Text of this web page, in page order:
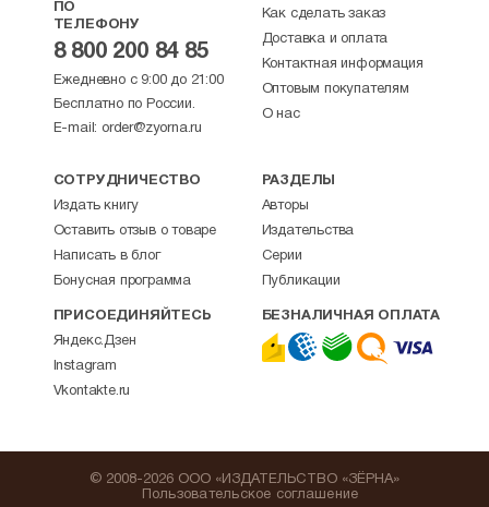
ПО
ТЕЛЕФОНУ
8 800 200 84 85
Ежедневно с 9:00 до 21:00
Бесплатно по России.
E-mail: order@zyorna.ru
Как сделать заказ
Доставка и оплата
Контактная информация
Оптовым покупателям
О нас
СОТРУДНИЧЕСТВО
Издать книгу
Оставить отзыв о товаре
Написать в блог
Бонусная программа
РАЗДЕЛЫ
Авторы
Издательства
Серии
Публикации
ПРИСОЕДИНЯЙТЕСЬ
Яндекс.Дзен
Instagram
Vkontakte.ru
БЕЗНАЛИЧНАЯ ОПЛАТА
© 2008-2026 ООО «ИЗДАТЕЛЬСТВО «ЗЁРНА»
Пользовательское соглашение